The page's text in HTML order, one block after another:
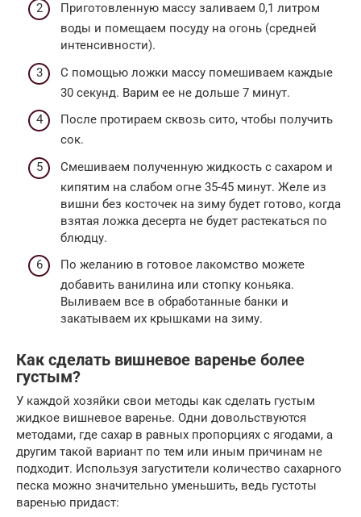
Приготовленную массу заливаем 0,1 литром
воды и помещаем посуду на огонь (средней
интенсивности).
С помощью ложки массу помешиваем каждые
30 секунд. Варим ее не дольше 7 минут.
После протираем сквозь сито, чтобы получить
сок.
Смешиваем полученную жидкость с сахаром и
кипятим на слабом огне 35-45 минут. Желе из
вишни без косточек на зиму будет готово, когда
взятая ложка десерта не будет растекаться по
блюдцу.
По желанию в готовое лакомство можете
добавить ванилина или стопку коньяка.
Выливаем все в обработанные банки и
закатываем их крышками на зиму.
Как сделать вишневое варенье более
густым?
У каждой хозяйки свои методы как сделать густым
жидкое вишневое варенье. Одни довольствуются
методами, где сахар в равных пропорциях с ягодами, а
другим такой вариант по тем или иным причинам не
подходит. Используя загустители количество сахарного
песка можно значительно уменьшить, ведь густоты
варенью придаст: